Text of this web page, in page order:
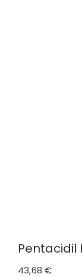
Pentacidil
43,68€